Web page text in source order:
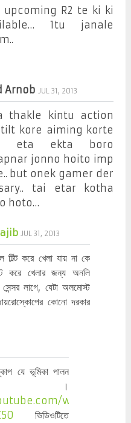
R2 te ki ki
1tu janale
Arnob JUL 31, 2013
thakle kintu action
kore aiming korte
eta ekta boro
jonno hoito imp
but onek gamer der
tai etar kotha
hoto…
JUL 31, 2013
করে খেলা যায় না কে
করে খেলার জন্য অনলি
সেন্সর লাগে, যেটা অলমোস্ট
কোনো দরকার
যে ভূমিকা পালন
।
watch?
ভিডিওটিতে